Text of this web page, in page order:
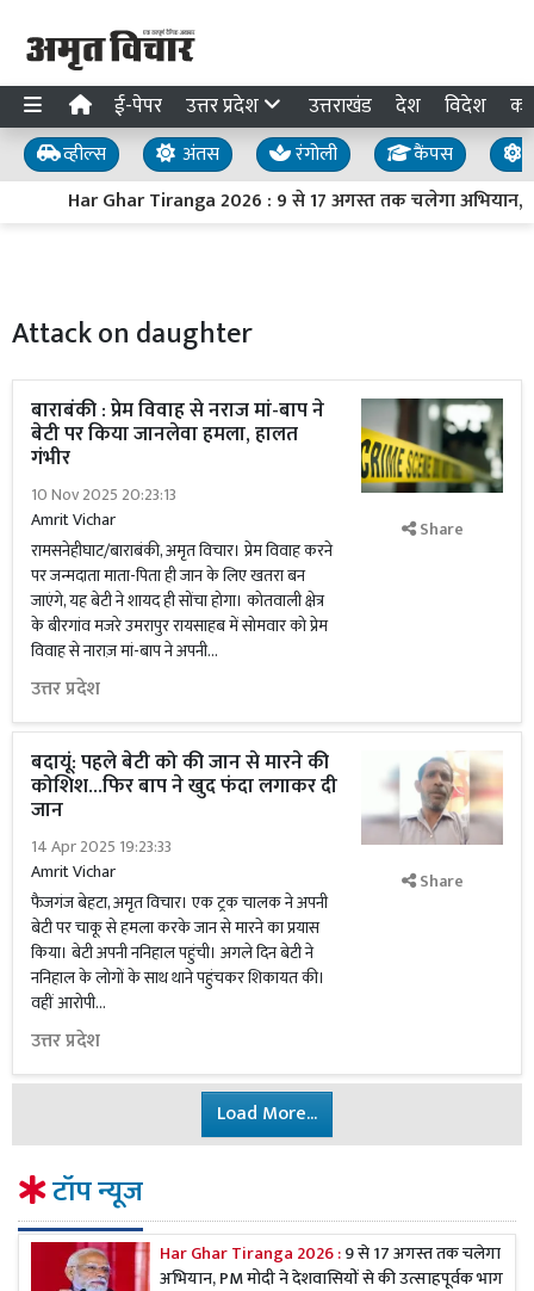
ई-पेपर उत्तर प्रदेश उत्तराखंड देश विदेश
व्हील्स अंतस रंगोली कैंपस
Har Ghar Tiranga 2026 : 9 से 17 अगस्त तक चलेगा अभियान,
Attack on daughter
बाराबंकी : प्रेम विवाह से नराज मां-बाप ने
बेटी पर किया जानलेवा हमला, हालत
गंभीर
10 Nov 2025 20:23:13
Amrit Vichar
रामसनेहीघाट/बाराबंकी, अमृत विचार। प्रेम विवाह करने
पर जन्मदाता माता-पिता ही जान के लिए खतरा बन
जाएंगे, यह बेटी ने शायद ही सोंचा होगा। कोतवाली क्षेत्र
के बीरगांव मजरे उमरापुर रायसाहब में सोमवार को प्रेम
विवाह से नाराज़ मां-बाप ने अपनी...
उत्तर प्रदेश
Share
बदायूं: पहले बेटी को की जान से मारने की
कोशिश...फिर बाप ने खुद फंदा लगाकर दी
जान
14 Apr 2025 19:23:33
Amrit Vichar
फैजगंज बेहटा, अमृत विचार। एक ट्रक चालक ने अपनी
बेटी पर चाकू से हमला करके जान से मारने का प्रयास
किया। बेटी अपनी ननिहाल पहुंची। अगले दिन बेटी ने
ननिहाल के लोगों के साथ थाने पहुंचकर शिकायत की।
वहीं आरोपी...
उत्तर प्रदेश
Share
Load More...
टॉप न्यूज
Har Ghar Tiranga 2026 :9 से 17 अगस्त तक चलेगा
अभियान, PM मोदी ने देशवासियों से की उत्साहपूर्वक भाग